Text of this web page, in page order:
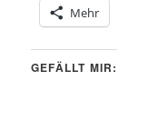
Mehr
GEFÄLLT MIR: